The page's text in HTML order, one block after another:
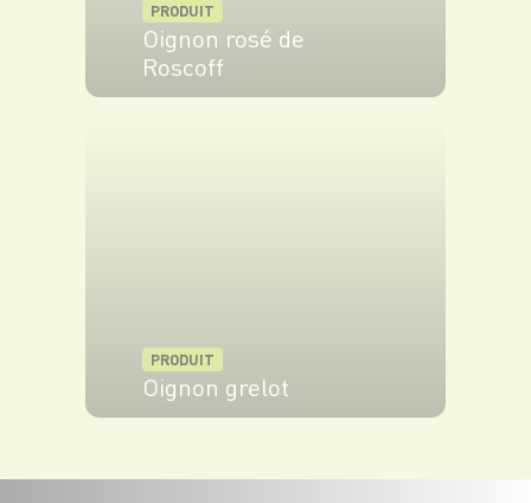
PRODUIT
Oignon rosé de
Roscoff
PRODUIT
Oignon grelot